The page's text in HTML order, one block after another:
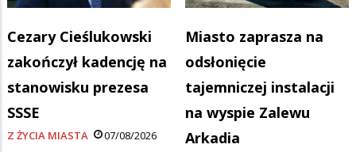
Cezary Cieślukowski
zakończył kadencję na
stanowisku prezesa
SSSE
Z ŻYCIA MIASTA 07/08/2026
Miasto zaprasza na
odsłonięcie
tajemniczej instalacji
na wyspie Zalewu
Arkadia